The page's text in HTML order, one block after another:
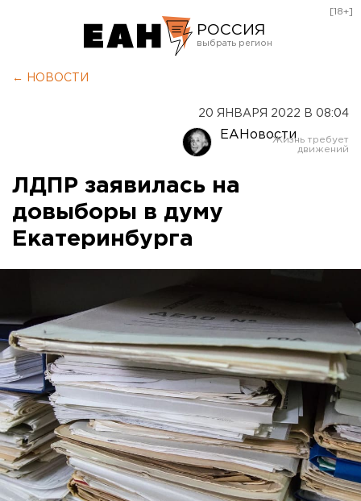
РОССИЯ
Оренбург
[18+]
← НОВОСТИ
20 ЯНВАРЯ 2022 В 08:04
ЕАНовости
ЛДПР заявилась на
довыборы в думу
Екатеринбурга